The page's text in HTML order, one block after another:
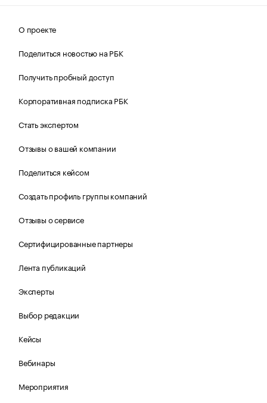
О проекте
Поделиться новостью на РБК
Получить пробный доступ
Корпоративная подписка РБК
Стать экспертом
Отзывы о вашей компании
Поделиться кейсом
Создать профиль группы компаний
Отзывы о сервисе
Сертифицированные партнеры
Лента публикаций
Эксперты
Выбор редакции
Кейсы
Вебинары
Мероприятия